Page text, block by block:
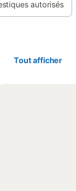
autorisés
Tout afficher